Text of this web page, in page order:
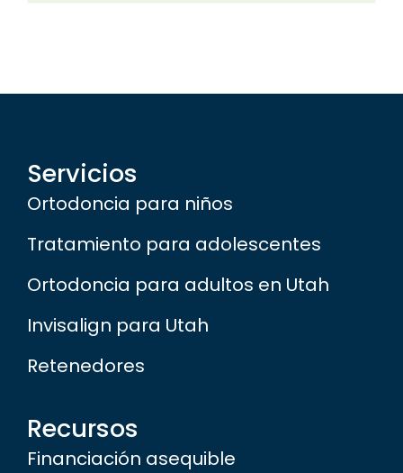
Servicios
Ortodoncia para niños
Tratamiento para adolescentes
Ortodoncia para adultos en Utah
Invisalign para Utah
Retenedores
Recursos
Financiación asequible